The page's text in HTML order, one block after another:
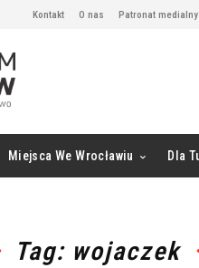
Kontakt O nas Patronat medialny
Miejsca We Wrocławiu Dla
Tag: wojaczek